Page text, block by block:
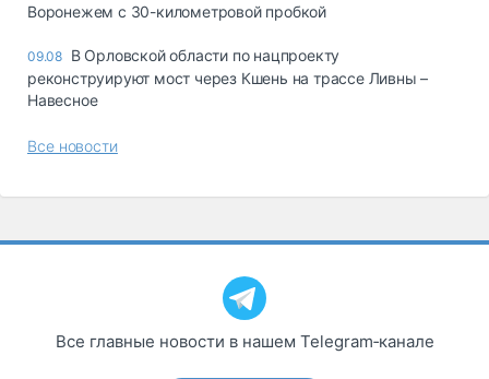
Воронежем с 30-километровой пробкой
09.08 В Орловской области по нацпроекту
реконструируют мост через Кшень на трассе Ливны –
Навесное
Все новости
Все главные новости в нашем Telegram‑канале